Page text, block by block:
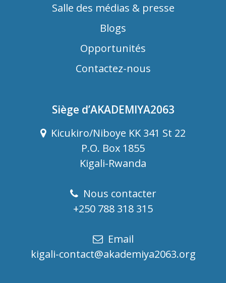
Salle des médias & presse
Blogs
Opportunités
Contactez-nous
Siège d’AKADEMIYA2063
Kicukiro/Niboye KK 341 St 22
P.O. Box 1855
Kigali-Rwanda
Nous contacter
+250 788 318 315
Email
kigali-contact@akademiya2063.org